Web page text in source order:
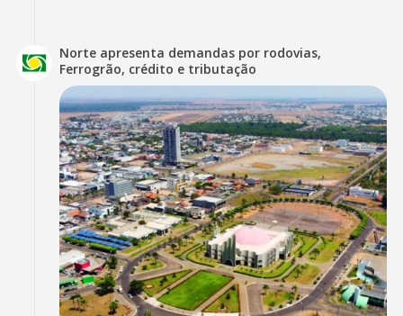
Norte apresenta demandas por rodovias,
Ferrogrão, crédito e tributação